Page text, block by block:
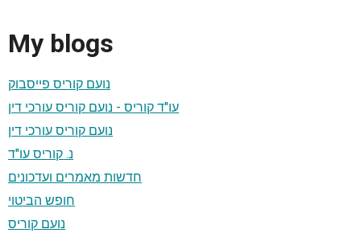
My blogs
נועם קוריס פייסבוק
עו"ד קוריס - נועם קוריס עורכי דין
נועם קוריס עורכי דין
נ. קוריס עו"ד
חדשות מאמרים ועדכונים
חופש הביטוי
נועם קוריס